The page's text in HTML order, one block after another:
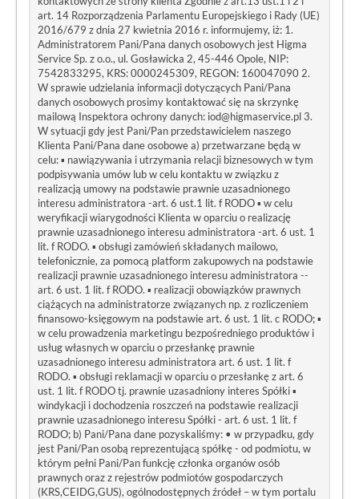
art. 14 Rozporządzenia Parlamentu Europejskiego i Rady (UE)
2016/679 z dnia 27 kwietnia 2016 r. informujemy, iż: 1.
Administratorem Pani/Pana danych osobowych jest Higma
Service Sp. z o.o., ul. Gosławicka 2, 45-446 Opole, NIP:
7542833295, KRS: 0000245309, REGON: 160047090 2.
W sprawie udzielania informacji dotyczących Pani/Pana
danych osobowych prosimy kontaktować się na skrzynkę
mailową Inspektora ochrony danych: iod@higmaservice.pl 3.
W sytuacji gdy jest Pani/Pan przedstawicielem naszego
Klienta Pani/Pana dane osobowe a) przetwarzane będą w
celu: ▪ nawiązywania i utrzymania relacji biznesowych w tym
podpisywania umów lub w celu kontaktu w związku z
realizacją umowy na podstawie prawnie uzasadnionego
interesu administratora -art. 6 ust.1 lit. f RODO ▪ w celu
weryfikacji wiarygodności Klienta w oparciu o realizację
prawnie uzasadnionego interesu administratora -art. 6 ust. 1
lit. f RODO. ▪ obsługi zamówień składanych mailowo,
telefonicznie, za pomocą platform zakupowych na podstawie
realizacji prawnie uzasadnionego interesu administratora --
art. 6 ust. 1 lit. f RODO. ▪ realizacji obowiązków prawnych
ciążących na administratorze związanych np. z rozliczeniem
finansowo-księgowym na podstawie art. 6 ust. 1 lit. c RODO; ▪
w celu prowadzenia marketingu bezpośredniego produktów i
usług własnych w oparciu o przesłankę prawnie
uzasadnionego interesu administratora art. 6 ust. 1 lit. f
RODO. ▪ obsługi reklamacji w oparciu o przesłankę z art. 6
ust. 1 lit. f RODO tj. prawnie uzasadniony interes Spółki ▪
windykacji i dochodzenia roszczeń na podstawie realizacji
prawnie uzasadnionego interesu Spółki - art. 6 ust. 1 lit. f
RODO; b) Pani/Pana dane pozyskaliśmy: • w przypadku, gdy
jest Pani/Pan osobą reprezentującą spółkę - od podmiotu, w
którym pełni Pani/Pan funkcję członka organów osób
prawnych oraz z rejestrów podmiotów gospodarczych
(KRS,CEIDG,GUS), ogólnodostępnych źródeł – w tym portalu